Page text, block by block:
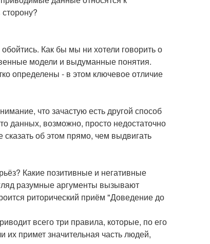
Как бы мы ни хотели говорить о
модели и выдуманные понятия.
определены - в этом ключевое отличие
что зачастую есть другой способ
данных, возможно, просто недостаточно
об этом прямо, чем выдвигать
Какие позитивные и негативные
разумные аргументы вызывают
риторический приём "Доведение до
всего три правила, которые, по его
их примет значительная часть людей,